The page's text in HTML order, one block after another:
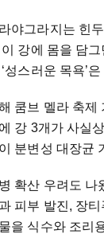
야그라지는 힌
이 강에 몸을 담
성스러운 목욕’
쿰브 멜라 축제
강 3개가 사실
분변성 대장균
확산 우려도 나
피부 발진, 장
을 식수와 조리